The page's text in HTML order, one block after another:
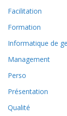
Facilitation
Formation
Informatique de
Management
Perso
Présentation
Qualité